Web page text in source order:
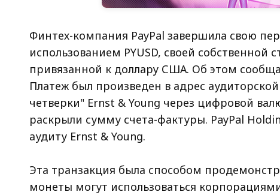
Финтех-компания PayPal завершила свою
использованием PYUSD, своей собственной
привязанной к доллару США. Об этом
Платеж был произведен в адрес
четверки" Ernst & Young через цифровой
раскрыли сумму счета-фактуры. PayPal
аудиту Ernst & Young.
Эта транзакция была способом
монеты могут использоваться